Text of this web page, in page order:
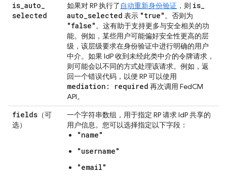
is_auto_
selected
如果对 RP 执行了 自动重新身份验证 ，则 is_
auto_selected 表示 "true"。否则为
"false"。这有助于支持更多与安全相关的功
能。例如，某些用户可能偏好安全性更高的层
级，该层级要求在身份验证中进行明确的用户
中介。如果 IdP 收到未经此类中介的令牌请求，
则可能会以不同的方式处理该请求。例如，返
回一个错误代码，以便 RP 可以使用
mediation: required 再次调用 FedCM
API。
fields （可
选）
一个字符串数组，用于指定 RP 请求 IdP 共享的
用户信息。您可以选择指定以下字段：
"name"
"username"
"email"